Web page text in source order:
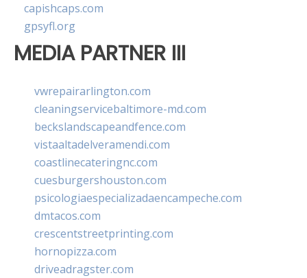
capishcaps.com
gpsyfl.org
MEDIA PARTNER III
vwrepairarlington.com
cleaningservicebaltimore-md.com
beckslandscapeandfence.com
vistaaltadelveramendi.com
coastlinecateringnc.com
cuesburgershouston.com
psicologiaespecializadaencampeche.com
dmtacos.com
crescentstreetprinting.com
hornopizza.com
driveadragster.com